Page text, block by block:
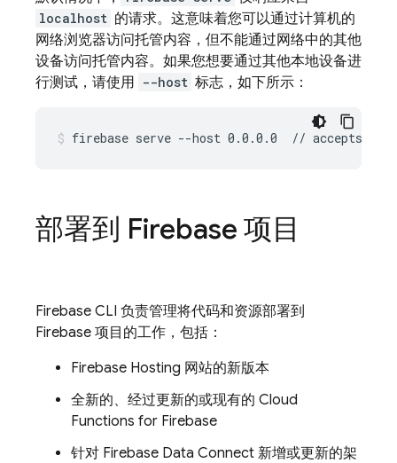
localhost 的请求。这意味着您可以通过计算机的
网络浏览器访问托管内容，但不能通过网络中的其他
设备访问托管内容。如果您想要通过其他本地设备进
行测试，请使用 --host 标志，如下所示：
firebase serve --host 0.0.0.0  // accepts
部署到 Firebase 项目
Firebase CLI 负责管理将代码和资源部署到
Firebase 项目的工作，包括：
Firebase Hosting 网站的新版本
全新的、经过更新的或现有的 Cloud
Functions for Firebase
针对 Firebase Data Connect 新增或更新的架